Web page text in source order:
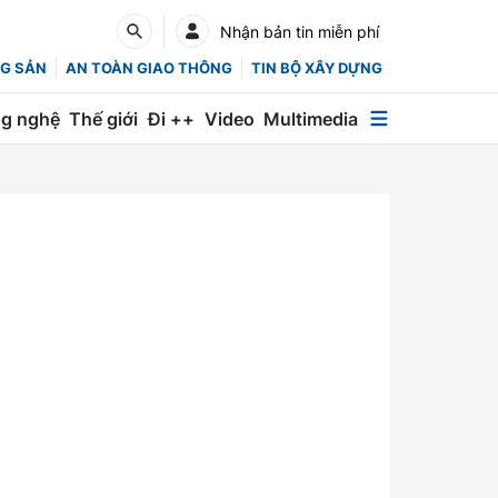
Nhận bản tin miễn phí
SẢN AN TOÀN GIAO THÔNG TIN BỘ XÂY DỰNG
nghệ Thế giới Đi ++ Video Multimedia